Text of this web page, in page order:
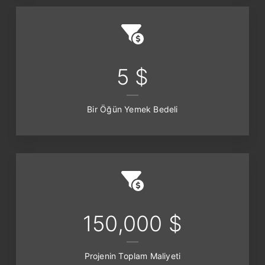
5 $
Bir Öğün Yemek Bedeli
150,000 $
Projenin Toplam Maliyeti